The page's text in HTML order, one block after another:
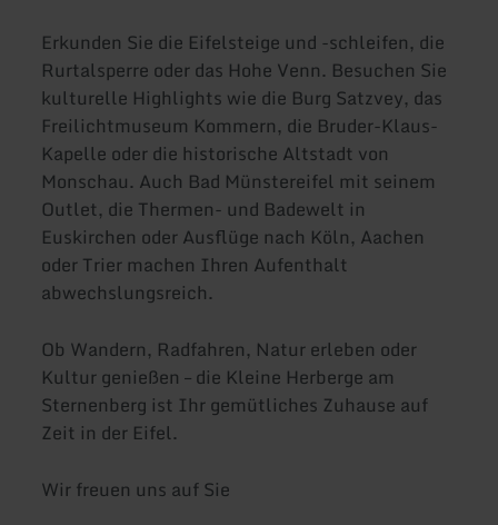
Erkunden Sie die Eifelsteige und -schleifen, die
Rurtalsperre oder das Hohe Venn. Besuchen Sie
kulturelle Highlights wie die Burg Satzvey, das
Freilichtmuseum Kommern, die Bruder-Klaus-
Kapelle oder die historische Altstadt von
Monschau. Auch Bad Münstereifel mit seinem
Outlet, die Thermen- und Badewelt in
Euskirchen oder Ausflüge nach Köln, Aachen
oder Trier machen Ihren Aufenthalt
abwechslungsreich.
Ob Wandern, Radfahren, Natur erleben oder
Kultur genießen – die Kleine Herberge am
Sternenberg ist Ihr gemütliches Zuhause auf
Zeit in der Eifel.
Wir freuen uns auf Sie